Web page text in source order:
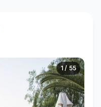
1 / 55